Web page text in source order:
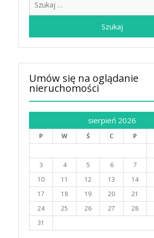
Umów się na oglądanie
nieruchomości
sierpień 2026
P W Ś C P
3
4 5 6 7
10
11 12 13 14
17
18 19 20 21
24
25 26 27 28
31